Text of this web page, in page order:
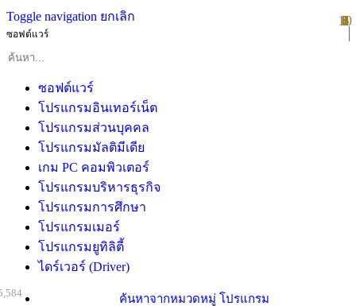
Toggle navigation ยกเลิก
ซอฟต์แวร์
ซอฟต์แวร์
โปรแกรมอินเทอร์เน็ต
โปรแกรมส่วนบุคคล
โปรแกรมมัลติมีเดีย
เกม PC คอมพิวเตอร์
โปรแกรมบริหารธุรกิจ
โปรแกรมการศึกษา
โปรแกรมเมอร์
โปรแกรมยูทิลิตี้
ไดร์เวอร์ (Driver)
ค้นหาจากหมวดหมู่ โปรแกรม
1
2
3
4
5
6
7
8
9
10